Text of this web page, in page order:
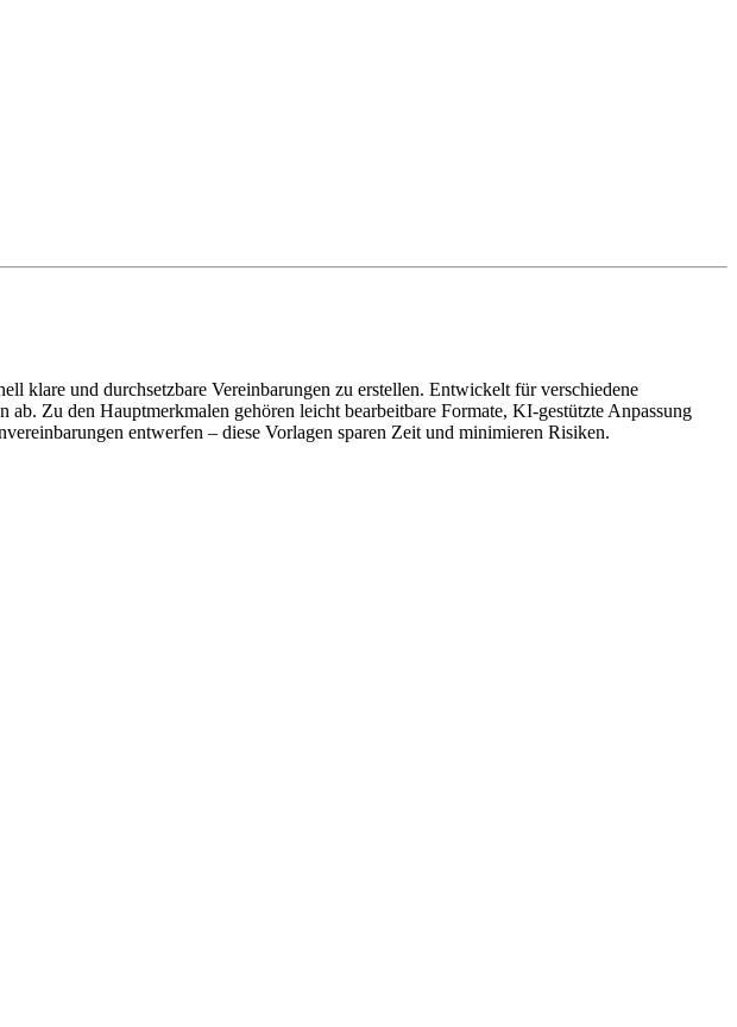
klare und durchsetzbare Vereinbarungen zu erstellen. Entwickelt für verschiedene
Zu den Hauptmerkmalen gehören leicht bearbeitbare Formate, KI-gestützte Anpassung
entwerfen – diese Vorlagen sparen Zeit und minimieren Risiken.